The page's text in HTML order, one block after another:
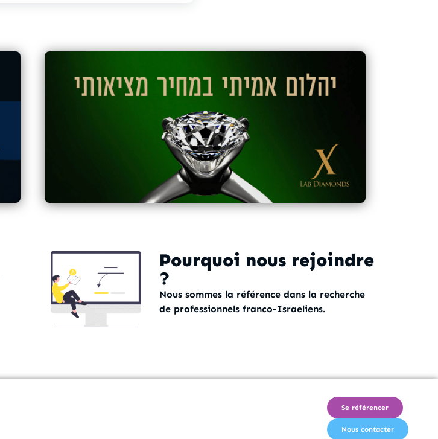
Pourquoi nous rejoindre
?
Nous sommes la référence dans la recherche
de professionnels franco-Israeliens.
Se référencer
Nous contacter